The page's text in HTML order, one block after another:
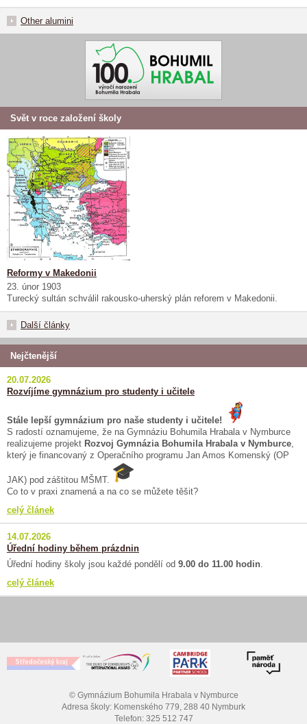
Other alumini
Svět v roce založení školy
Reformy v Makedonii
23. únor 1903
Turecký sultán schválil rakousko-uherský plán reforem v Makedonii.
Další články
Nejčtenější
20.07.2026
Rozvíjíme gymnázium pro studenty i učitele
Stále lepší gymnázium pro naše studenty i učitele!
S radostí oznamujeme, že na Gymnáziu Bohumila Hrabala v Nymburce
realizujeme projekt Rozvoj Gymnázia Bohumila Hrabala v Nymburce
který je financovaný z Operačního programu Jan Amos Komenský (OP
JAK) pod záštitou MŠMT.
Co to v praxi znamená a na co se můžete těšit?
celý článek
14.07.2026
Úřední hodiny během prázdnin
Úřední hodiny školy jsou každé pondělí od 9.00 do 11.00 hodin
celý článek
© Gymnázium Bohumila Hrabala v Nymburce
Adresa školy: Komenského 779, 288 40 Nymburk
Telefon: 325 512 747